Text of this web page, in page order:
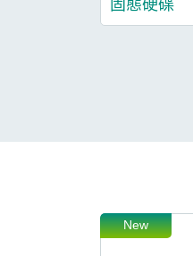
New